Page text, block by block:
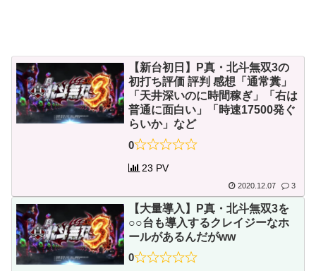
【新台初日】P真・北斗無双3の
初打ち評価 評判 感想「通常糞」
「天井深いのに時間稼ぎ」「右は
普通に面白い」「時速17500発ぐ
らいか」など
0
23 PV
2020.12.07 3
【大量導入】P真・北斗無双3を
○○台も導入するクレイジーなホ
ールがあるんだがww
0